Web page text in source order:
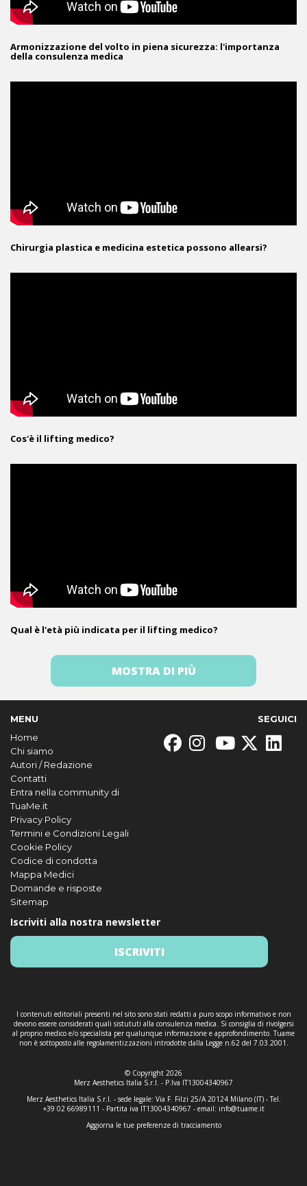
Armonizzazione del volto in piena sicurezza: l'importanza
della consulenza medica
Chirurgia plastica e medicina estetica possono allearsi?
Cos'è il lifting medico?
Qual è l'età più indicata per il lifting medico?
MOSTRA DI PIÙ
MENU
Home
Chi siamo
Autori / Redazione
Contatti
Entra nella community di
TuaMe.it
Privacy Policy
Termini e Condizioni Legali
Cookie Policy
Codice di condotta
Mappa Medici
Domande e risposte
Sitemap
SEGUICI
Iscriviti alla nostra newsletter
ISCRIVITI
I contenuti editoriali presenti nel sito sono stati redatti a puro scopo informativo e non
devono essere considerati quali sistututi alla consulenza medica. Si consiglia di rivolgersi
al proprio medico e/o specialista per qualunque informazione e approfondimento. Tuame
non è sottoposto alle regolamentizzazioni introdotte dalla Legge n.62 del 7.03.2001.
© Copyright 2026
Merz Aesthetics Italia S.r.l. - P.Iva IT13004340967
Merz Aesthetics Italia S.r.l. - sede legale: Via F. Filzi 25/A 20124 Milano (IT) - Tel.
+39 02 66989111 - Partita iva IT13004340967 - email: info@tuame.it
Aggiorna le tue preferenze di tracciamento